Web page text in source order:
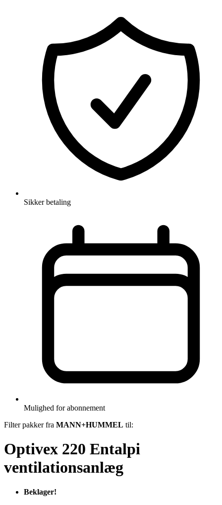
Filter pakker fra MANN+HUMMEL til:
Optivex 220 Entalpi
ventilationsanlæg
Beklager!